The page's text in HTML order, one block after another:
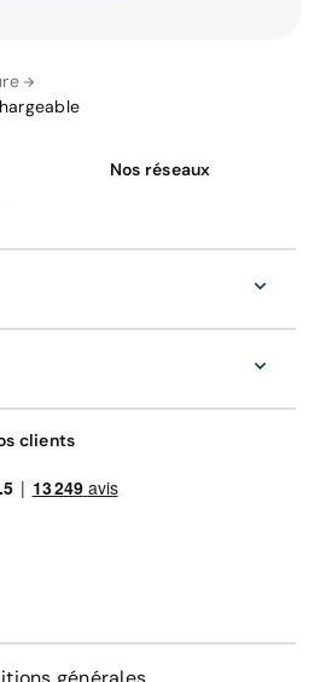
Nos réseaux
clients